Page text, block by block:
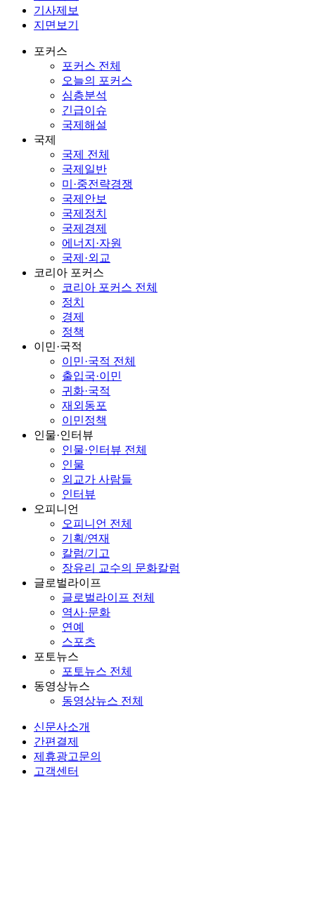
기사제보
지면보기
포커스
포커스 전체
오늘의 포커스
심층분석
긴급이슈
국제해설
국제
국제 전체
국제일반
미·중전략경쟁
국제안보
국제정치
국제경제
에너지·자원
국제·외교
코리아 포커스
코리아 포커스 전체
정치
경제
정책
이민·국적
이민·국적 전체
출입국·이민
귀화·국적
재외동포
이민정책
인물·인터뷰
인물·인터뷰 전체
인물
외교가 사람들
인터뷰
오피니언
오피니언 전체
기획/연재
칼럼/기고
장유리 교수의 문화칼럼
글로벌라이프
글로벌라이프 전체
역사·문화
연예
스포츠
포토뉴스
포토뉴스 전체
동영상뉴스
동영상뉴스 전체
신문사소개
간편결제
제휴광고문의
고객센터